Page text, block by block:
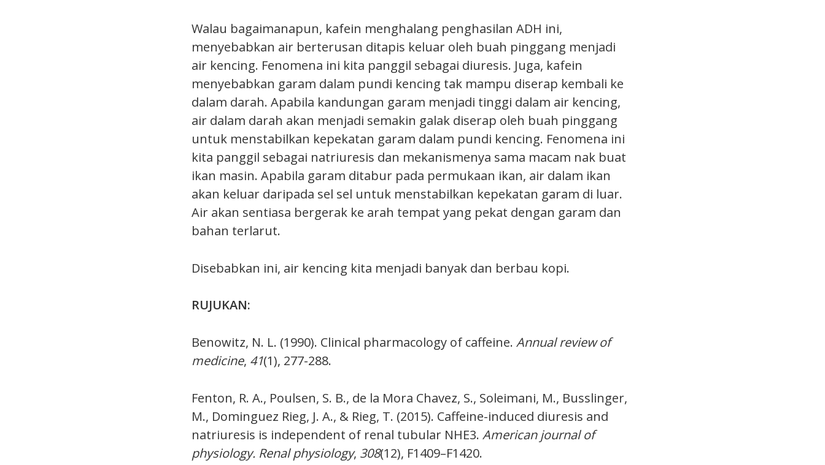
Walau bagaimanapun, kafein menghalang penghasilan ADH ini,
menyebabkan air berterusan ditapis keluar oleh buah pinggang menjadi
air kencing. Fenomena ini kita panggil sebagai diuresis. Juga, kafein
menyebabkan garam dalam pundi kencing tak mampu diserap kembali ke
dalam darah. Apabila kandungan garam menjadi tinggi dalam air kencing,
air dalam darah akan menjadi semakin galak diserap oleh buah pinggang
untuk menstabilkan kepekatan garam dalam pundi kencing. Fenomena ini
kita panggil sebagai natriuresis dan mekanismenya sama macam nak buat
ikan masin. Apabila garam ditabur pada permukaan ikan, air dalam ikan
akan keluar daripada sel sel untuk menstabilkan kepekatan garam di luar.
Air akan sentiasa bergerak ke arah tempat yang pekat dengan garam dan
bahan terlarut.
Disebabkan ini, air kencing kita menjadi banyak dan berbau kopi.
RUJUKAN:
Benowitz, N. L. (1990). Clinical pharmacology of caffeine. Annual review of
medicine, 41(1), 277-288.
Fenton, R. A., Poulsen, S. B., de la Mora Chavez, S., Soleimani, M., Busslinger,
M., Dominguez Rieg, J. A., & Rieg, T. (2015). Caffeine-induced diuresis and
natriuresis is independent of renal tubular NHE3. American journal of
physiology. Renal physiology, 308(12), F1409–F1420.